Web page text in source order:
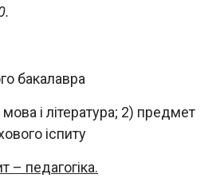
бакалавра
і література; 2) предмет
іспиту
– педагогіка.